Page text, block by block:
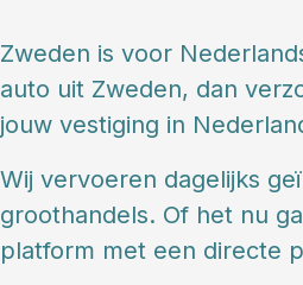
Zweden is voor
auto uit Zweden, dan
jouw vestiging in
Wij vervoeren dagelijks
groothandels. Of het nu
platform met een directe